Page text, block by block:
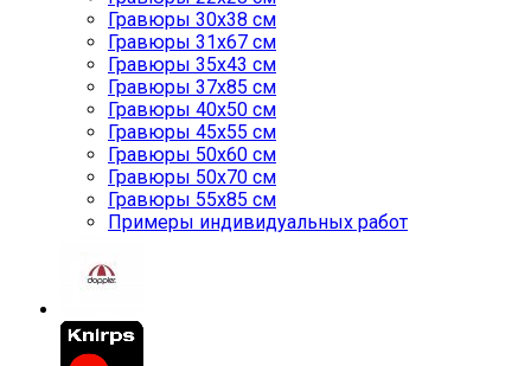
Гравюры 30x38 см
Гравюры 31x67 см
Гравюры 35x43 см
Гравюры 37x85 см
Гравюры 40x50 см
Гравюры 45x55 см
Гравюры 50x60 см
Гравюры 50x70 см
Гравюры 55x85 см
Примеры индивидуальных работ